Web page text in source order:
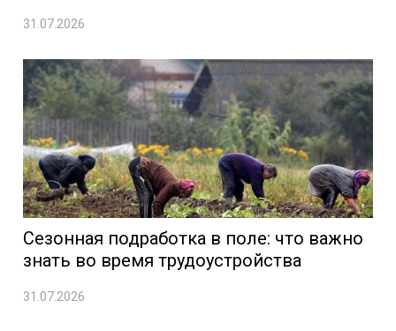
31.07.2026
Сезонная подработка в поле: что важно
знать во время трудоустройства
31.07.2026